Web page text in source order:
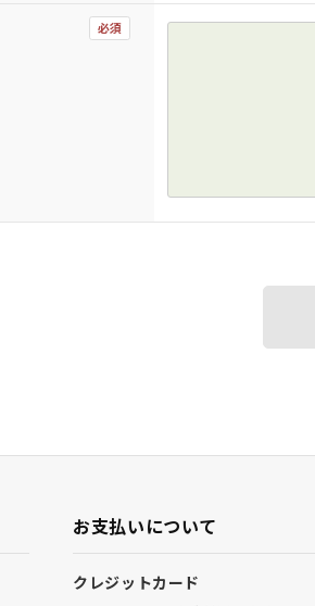
お支払いについて
クレジットカード